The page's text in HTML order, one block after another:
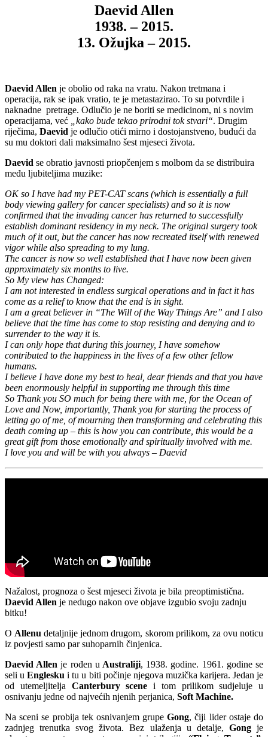
Daevid Allen
1938. – 2015.
13. Ožujka – 2015.
Daevid Allen je obolio od raka na vratu. Nakon tretmana i
operacija, rak se ipak vratio, te je metastazirao. To su potvrdile i
naknadne pretrage. Odlučio je ne boriti se medicinom, ni s novim
operacijama, već
„kako bude tekao prirodni tok stvari“. Drugim
riječima, Daevid je odlučio otići mirno i dostojanstveno, budući da
su mu doktori dali maksimalno šest mjeseci života.
Daevid se obratio javnosti priopčenjem s molbom da se distribuira
među ljubiteljima muzike:
OK so I have had my PET-CAT scans (which is essentially a full
body viewing gallery for cancer specialists) and so it is now
confirmed that the invading cancer has returned to successfully
establish dominant residency in my neck. The original surgery took
much of it out, but the cancer has now recreated itself with renewed
vigor while also spreading to my lung.
The cancer is now so well established that I have now been given
approximately six months to live.
So My view has Changed:
I am not interested in endless surgical operations and in fact it has
come as a relief to know that the end is in sight.
I am a great believer in “The Will of the Way Things Are” and I also
believe that the time has come to stop resisting and denying and to
surrender to the way it is.
I can only hope that during this journey, I have somehow
contributed to the happiness in the lives of a few other fellow
humans.
I believe I have done my best to heal, dear friends and that you have
been enormously helpful in supporting me through this time
So Thank you SO much for being there with me, for the Ocean of
Love and Now, importantly, Thank you for starting the process of
letting go of me, of mourning then transforming and celebrating this
death coming up – this is how you can contribute, this would be a
great gift from those emotionally and spiritually involved with me.
I love you and will be with you always – Daevid
Nažalost, prognoza o šest mjeseci života je bila preoptimistična.
Daevid Allen je nedugo nakon ove objave izgubio svoju zadnju
bitku!
O Allenu detaljnije jednom drugom, skorom prilikom, za ovu noticu
iz povjesti samo par suhoparnih činjenica.
Daevid Allen je rođen u Australiji, 1938. godine. 1961. godine se
seli uEnglesku i tu u biti počinje njegova muzička karijera. Jedan je
od utemeljitelja Canterbury scene i tom prilikom sudjeluje u
osnivanju jedne od najvećih njenih perjanica, Soft Machine.
Na sceni se probija tek osnivanjem grupeGong, čiji lider ostaje do
zadnjeg trenutka svog života. Bez ulaženja u detalje, Gongje